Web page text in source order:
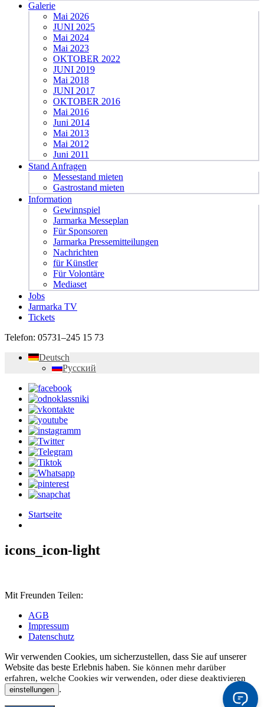
Galerie
Mai 2026
JUNI 2025
Mai 2024
Mai 2023
OKTOBER 2022
JUNI 2019
Mai 2018
JUNI 2017
OKTOBER 2016
Mai 2016
Juni 2014
Mai 2013
Mai 2012
Juni 2011
Stand Anfragen
Messestand mieten
Gastrostand mieten
Information
Gewinnspiel
Jarmarka Messeplan
Für Sponsoren
Jarmarka Pressemitteilungen
Nachrichten
für Künstler
Für Volontäre
Mediaset
Jobs
Jarmarka TV
Tickets
Telefon: 05731–245 15 73
Deutsch
Русский
Startseite
icons_icon-light
Mit Freunden Teilen:
AGB
Impressum
Datenschutz
Wir verwenden Cookies, um sicherzustellen, dass Sie auf unserer
Website das beste Erlebnis haben. Sie können mehr darüber
erfahren, welche Cookies wir verwenden, oder diese deaktivieren
einstellungen .